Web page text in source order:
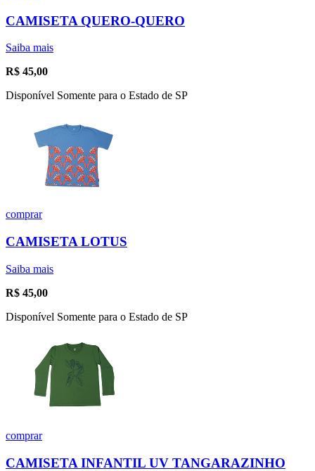
CAMISETA QUERO-QUERO
Saiba mais
R$ 45,00
Disponível Somente para o Estado de SP
comprar
CAMISETA LOTUS
Saiba mais
R$ 45,00
Disponível Somente para o Estado de SP
comprar
CAMISETA INFANTIL UV TANGARAZINHO